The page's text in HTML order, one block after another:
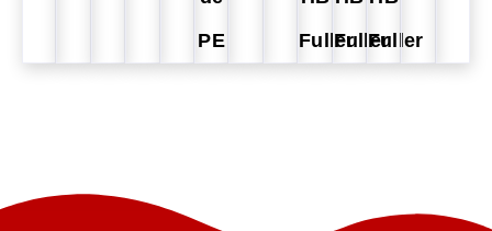
PE
FullerFullerFuller